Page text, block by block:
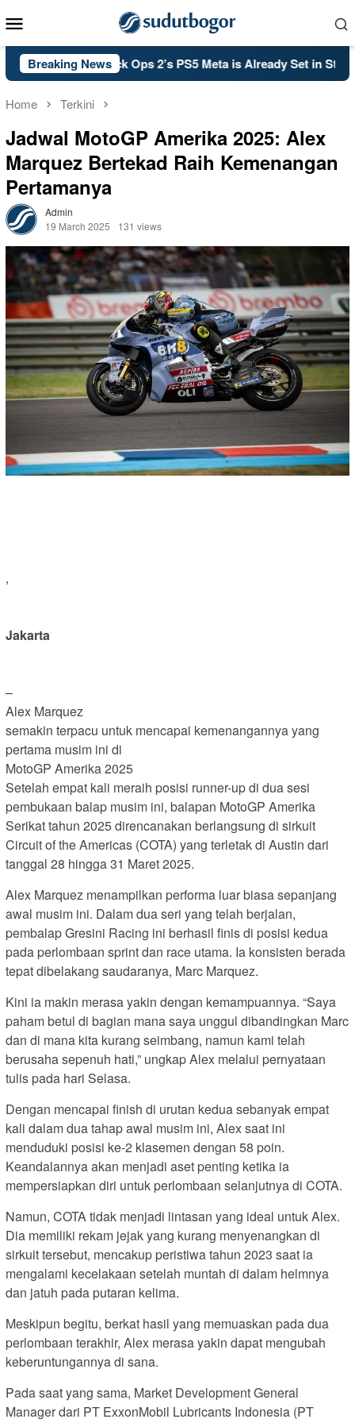
to
Menu
Breaking News
of Duty: Black Ops 2’s PS5 Meta is Already Set in Stone
Home Terkini
Jadwal MotoGP Amerika 2025: Alex
Marquez Bertekad Raih Kemenangan
Pertamanya
Admin
19 March 2025
131 views
,
Jakarta
–
Alex Marquez
semakin terpacu untuk mencapai kemenangannya yang
pertama musim ini di
MotoGP Amerika 2025
Setelah empat kali meraih posisi runner-up di dua sesi
pembukaan balap musim ini, balapan MotoGP Amerika
Serikat tahun 2025 direncanakan berlangsung di sirkuit
Circuit of the Americas (COTA) yang terletak di Austin dari
tanggal 28 hingga 31 Maret 2025.
Alex Marquez menampilkan performa luar biasa sepanjang
awal musim ini. Dalam dua seri yang telah berjalan,
pembalap Gresini Racing ini berhasil finis di posisi kedua
pada perlombaan sprint dan race utama. Ia konsisten berada
tepat dibelakang saudaranya, Marc Marquez.
Kini ia makin merasa yakin dengan kemampuannya. “Saya
paham betul di bagian mana saya unggul dibandingkan Marc
dan di mana kita kurang seimbang, namun kami telah
berusaha sepenuh hati,” ungkap Alex melalui pernyataan
tulis pada hari Selasa.
Dengan mencapai finish di urutan kedua sebanyak empat
kali dalam dua tahap awal musim ini, Alex saat ini
menduduki posisi ke-2 klasemen dengan 58 poin.
Keandalannya akan menjadi aset penting ketika ia
mempersiapkan diri untuk perlombaan selanjutnya di COTA.
Namun, COTA tidak menjadi lintasan yang ideal untuk Alex.
Dia memiliki rekam jejak yang kurang menyenangkan di
sirkuit tersebut, mencakup peristiwa tahun 2023 saat ia
mengalami kecelakaan setelah muntah di dalam helmnya
dan jatuh pada putaran kelima.
Meskipun begitu, berkat hasil yang memuaskan pada dua
perlombaan terakhir, Alex merasa yakin dapat mengubah
keberuntungannya di sana.
Pada saat yang sama, Market Development General
Manager dari PT ExxonMobil Lubricants Indonesia (PT